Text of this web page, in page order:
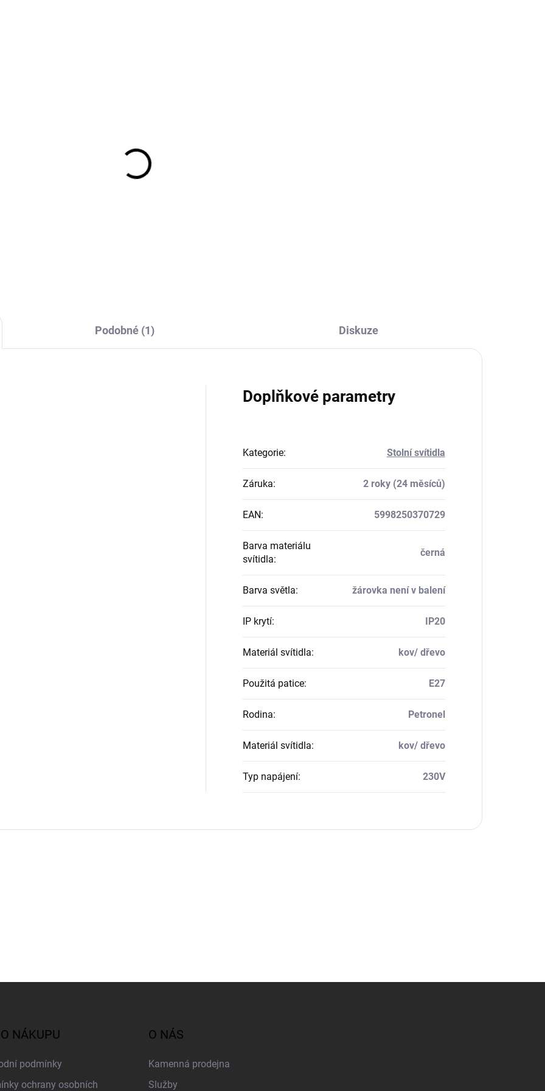
Podobné (1) Diskuze
Doplňkové parametry
Kategorie: Stolní svítidla
Záruka: 2 roky (24 měsíců)
EAN: 5998250370729
Barva materiálu
svítidla:
černá
Barva světla: žárovka není v balení
IP krytí: IP20
Materiál svítidla: kov/ dřevo
Použitá patice: E27
Rodina: Petronel
Materiál svítidla: kov/ dřevo
Typ napájení: 230V
NÁKUPU
podmínky
ochrany osobních
O NÁS
Kamenná prodejna
Služby